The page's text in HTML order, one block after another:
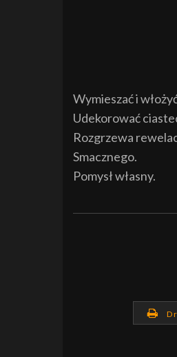
Wymieszać i
Udekorować
Rozgrzewa
Smacznego.
Pomysł własny.